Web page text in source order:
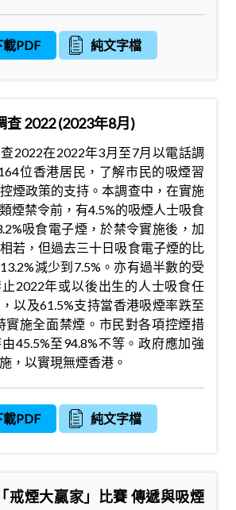
載PDF 純文字檔
查 2022 (2023年8月)
2022在2022年3月至7月以電話調
位香港居民，了解市民的吸煙習
煙政策的支持。本調查中，在實施
煙禁令前，有4.5%的吸煙人士吸食
吸食電子煙，於禁令實施後，加
若，但過去三十日吸食電子煙的比
減少到7.5%。亦有過半數的受
2022年或以後出生的人士吸食任
以及61.5%支持當香港吸煙率跌至
實施全面禁煙。市民對各項控煙措
45.5%至94.8%不等。政府應加強
，以實現無煙香港。
載PDF 純文字檔
戒煙大贏家」比賽 傳遞與吸煙